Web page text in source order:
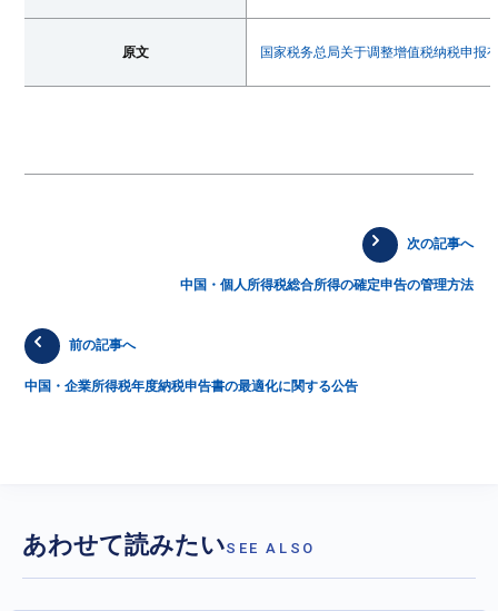
原文 国家税务总局关于调整增值税纳税申报
次の記事へ
中国・個人所得税総合所得の確定申告の管理方法
前の記事へ
中国・企業所得税年度納税申告書の最適化に関する公告
あわせて読みたいSEE ALSO